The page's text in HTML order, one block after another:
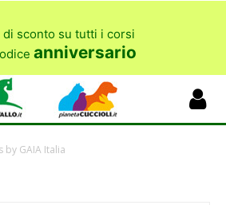
di sconto su tutti i corsi
anniversario
by GAIA Italia